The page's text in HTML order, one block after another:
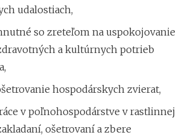
udalostiach,
so zreteľom na uspokojovanie
a kultúrnych potrieb
hospodárskych zvierat,
v poľnohospodárstve v rastlinnej
ošetrovaní a zbere